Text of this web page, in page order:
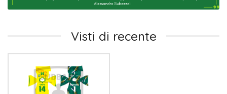
Visti di recente